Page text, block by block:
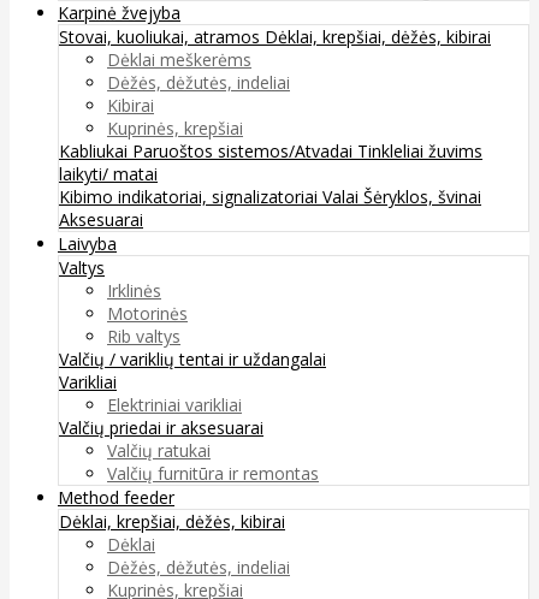
Karpinė žvejyba
Stovai, kuoliukai, atramos Dėklai, krepšiai, dėžės, kibirai
Dėklai meškerėms
Dėžės, dėžutės, indeliai
Kibirai
Kuprinės, krepšiai
Kabliukai Paruoštos sistemos/Atvadai Tinkleliai žuvims
laikyti/ matai
Kibimo indikatoriai, signalizatoriai Valai Šėryklos, švinai
Aksesuarai
Laivyba
Valtys
Irklinės
Motorinės
Rib valtys
Valčių / variklių tentai ir uždangalai
Varikliai
Elektriniai varikliai
Valčių priedai ir aksesuarai
Valčių ratukai
Valčių furnitūra ir remontas
Method feeder
Dėklai, krepšiai, dėžės, kibirai
Dėklai
Dėžės, dėžutės, indeliai
Kuprinės, krepšiai